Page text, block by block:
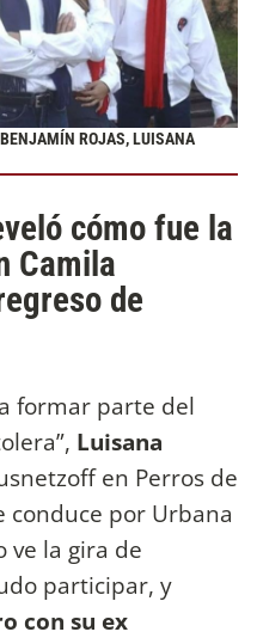
ROJAS, LUISANA
cómo fue la
Camila
de
formar parte del
Luisana
en Perros de
conduce por Urbana
ve la gira de
participar, y
con su ex